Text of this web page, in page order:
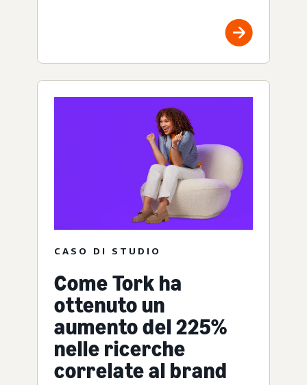
CASO DI STUDIO
Come Tork ha
ottenuto un
aumento del 225%
nelle ricerche
correlate al brand